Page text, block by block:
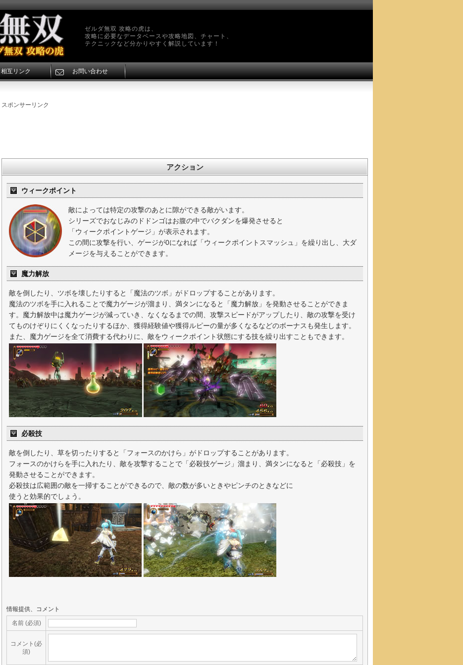
ゼルダ無双 攻略の虎は、
攻略に必要なデータベースや攻略地図、チャート、
テクニックなど分かりやすく解説しています！
スポンサーリンク
アクション
ウィークポイント
敵によっては特定の攻撃のあとに隙ができる敵がいます。
シリーズでおなじみのドドンゴはお腹の中でバクダンを爆発させると
「ウィークポイントゲージ」が表示されます。
この間に攻撃を行い、ゲージが0になれば「ウィークポイントスマッシュ」を繰り出し、大ダ
メージを与えることができます。
魔力解放
敵を倒したり、ツボを壊したりすると「魔法のツボ」がドロップすることがあります。
魔法のツボを手に入れることで魔力ゲージが溜まり、満タンになると「魔力解放」を発動させることができま
す。魔力解放中は魔力ゲージが減っていき、なくなるまでの間、攻撃スピードがアップしたり、敵の攻撃を受け
てものけぞりにくくなったりするほか、獲得経験値や獲得ルピーの量が多くなるなどのボーナスも発生します。
また、魔力ゲージを全て消費する代わりに、敵をウィークポイント状態にする技を繰り出すこともできます。
必殺技
敵を倒したり、草を切ったりすると「フォースのかけら」がドロップすることがあります。
フォースのかけらを手に入れたり、敵を攻撃することで「必殺技ゲージ」溜まり、満タンになると「必殺技」を
発動させることができます。
必殺技は広範囲の敵を一掃することができるので、敵の数が多いときやピンチのときなどに
使うと効果的でしょう。
情報提供、コメント
名前 (必須)
コメント(必
須)
相互リンク お問い合わせ